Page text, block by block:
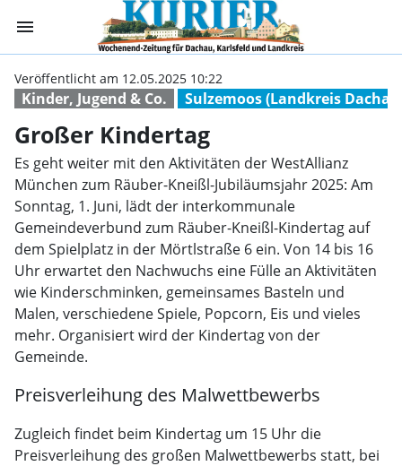
menu Großer
Kinder, Jugend & Co. Sulzemoos (Landkreis
Veröffentlicht am 12.05.2025 10:22
Großer Kindertag
Es geht weiter mit den Aktivitäten der WestAllianz
München zum Räuber-Kneißl-Jubiläumsjahr 2025: Am
Sonntag, 1. Juni, lädt der interkommunale
Gemeindeverbund zum Räuber-Kneißl-Kindertag auf
dem Spielplatz in der Mörtlstraße 6 ein. Von 14 bis 16
Uhr erwartet den Nachwuchs eine Fülle an Aktivitäten
wie Kinderschminken, gemeinsames Basteln und
Malen, verschiedene Spiele, Popcorn, Eis und vieles
mehr. Organisiert wird der Kindertag von der
Gemeinde.
Preisverleihung des Malwettbewerbs
Zugleich findet beim Kindertag um 15 Uhr die
Preisverleihung des großen Malwettbewerbs statt, bei